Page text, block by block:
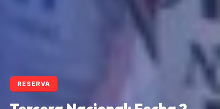
RESERVA